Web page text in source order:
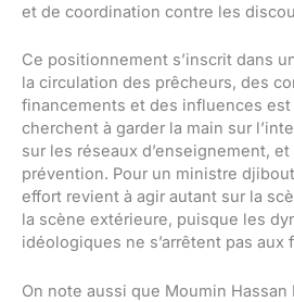
et de coordination contre les
Ce positionnement s’inscrit dans
la circulation des prêcheurs, des
financements et des influences est
cherchent à garder la main sur
sur les réseaux d’enseignement,
prévention. Pour un ministre
effort revient à agir autant sur la
la scène extérieure, puisque les
idéologiques ne s’arrêtent pas aux
On note aussi que Moumin